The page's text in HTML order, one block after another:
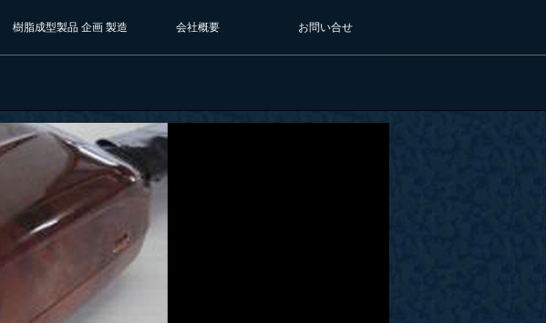
樹脂成型製品 企画 製造 会社概要 お問い合せ